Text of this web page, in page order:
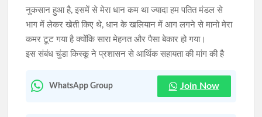
नुकसान हुआ है, इसमें से मेरा धान कम था ज्यादा हम पतित मंडल से
भाग में लेकर खेती किए थे, धान के खलियान में आग लगने से मानो मेरा
कमर टूट गया है क्योंकि सारा मेहनत और पैसा बेकार हो गया।
इस संबंध चुंडा किस्कू ने प्रशासन से आर्थिक सहायता की मांग की है
WhatsApp Group Join Now